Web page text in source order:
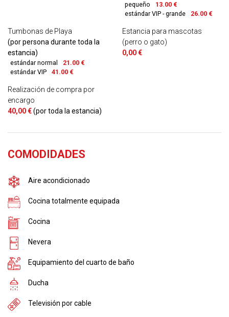
pequeño
13.00 €
estándar VIP - grande
26.00 €
Tumbonas de Playa
(por persona durante toda la
estancia)
estándar normal
21.00 €
estándar VIP
41.00 €
Estancia para mascotas
(perro o gato)
0,00 €
Realización de compra por
encargo
40,00 €(por toda la estancia)
COMODIDADES
Aire acondicionado
Cocina totalmente equipada
Cocina
Nevera
Equipamiento del cuarto de baño
Ducha
Televisión por cable